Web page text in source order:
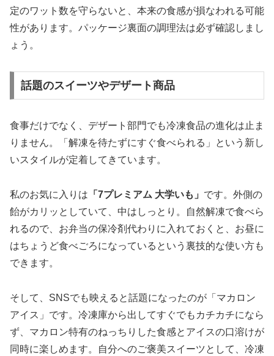
定のワット数を守らないと、本来の食感が損なわれる可能
性があります。パッケージ裏面の調理法は必ず確認しまし
ょう。
話題のスイーツやデザート商品
食事だけでなく、デザート部門でも冷凍食品の進化は止ま
りません。「解凍を待たずにすぐ食べられる」という新し
いスタイルが定着してきています。
私のお気に入りは 「7プレミアム 大学いも」 です。外側の
飴がカリッとしていて、中はしっとり。自然解凍で食べら
れるので、お弁当の保冷剤代わりに入れておくと、お昼に
はちょうど食べごろになっているという裏技的な使い方も
できます。
そして、SNSでも映えると話題になったのが 「マカロン
アイス」 です。冷凍庫から出してすぐでもカチカチになら
ず、マカロン特有のねっちりした食感とアイスの口溶けが
同時に楽しめます。自分へのご褒美スイーツとして、冷凍